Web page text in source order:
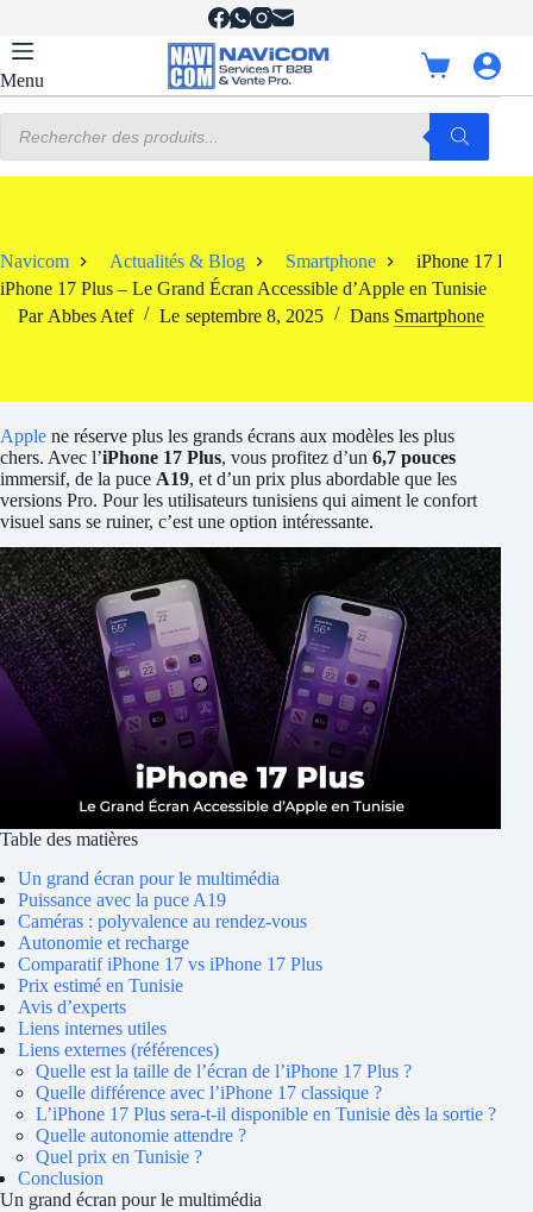
contenu
Menu
Panier
d’achat
produits
Navicom Actualités & Blog Smartphone
iPhone 17
iPhone 17 Plus – Le Grand Écran Accessible d’Apple en Tunisie
Par Abbes Atef Le septembre 8, 2025 Dans Smartphone
Apple ne réserve plus les grands écrans aux modèles les plus
chers. Avec l’iPhone 17 Plus, vous profitez d’un 6,7 pouces
immersif, de la puce A19, et d’un prix plus abordable que les
versions Pro. Pour les utilisateurs tunisiens qui aiment le confort
visuel sans se ruiner, c’est une option intéressante.
Table des matières
Un grand écran pour le multimédia
Puissance avec la puce A19
Caméras : polyvalence au rendez-vous
Autonomie et recharge
Comparatif iPhone 17 vs iPhone 17 Plus
Prix estimé en Tunisie
Avis d’experts
Liens internes utiles
Liens externes (références)
Quelle est la taille de l’écran de l’iPhone 17 Plus ?
Quelle différence avec l’iPhone 17 classique ?
L’iPhone 17 Plus sera-t-il disponible en Tunisie dès la sortie ?
Quelle autonomie attendre ?
Quel prix en Tunisie ?
Conclusion
Un grand écran pour le multimédia